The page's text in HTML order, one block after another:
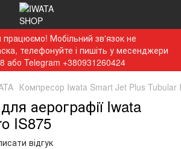
працюємо! Мобільний зв'язок не
телефонуйте і пишіть у месенджери
або Telegram +380931260424
Компресор Iwata Smart Jet Plus Tubular
аерографії Iwata
IS875
відгук